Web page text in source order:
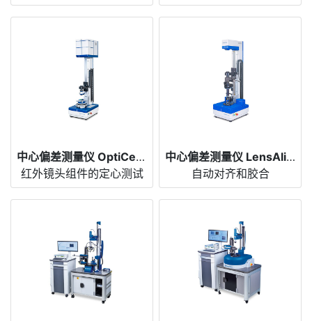
中心偏差测量仪 OptiCentric® IR
红外镜头组件的定心测试
中心偏差测量仪 LensAlign
自动对齐和胶合